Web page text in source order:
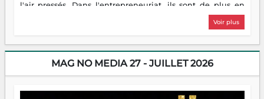
l'air pressés. Dans l'entrepreneuriat, ils sont de plus en
plus nombreux à se lancer, à créer, à risquer — souvent
sans filet, souvent sans aide, mais toujours avec cette
dorment vraiment la nuit. En culture, les nouvelles sont
encore meilleures. Aina Rasamoelina vient de décrocher le
Prix RFI Instrumental Afrique. Miangaly Elia rafle le Prix
jeunes qui tiennent la torche. Alors oui, on pourrait
Voir plus
MAG NO MEDIA 27 - JUILLET 2026